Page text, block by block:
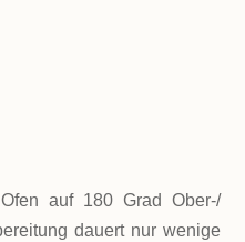
auf 180 Grad Ober-/
dauert nur wenige